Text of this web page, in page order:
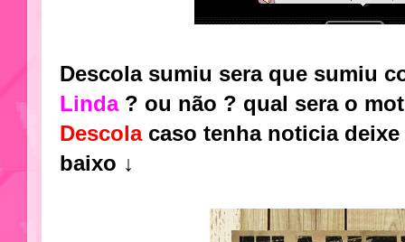
Descola sumiu sera que sumiu
Linda ? ou não ? qual sera o
Descola caso tenha noticia
baixo ↓